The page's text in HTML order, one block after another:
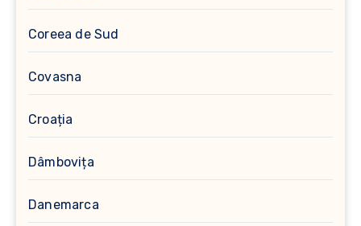
Coreea de Sud
Covasna
Croația
Dâmbovița
Danemarca